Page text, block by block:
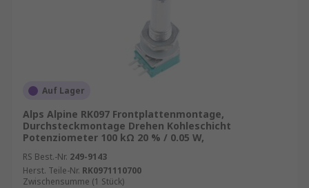
Auf Lager
Alps Alpine RK097 Frontplattenmontage,
Durchsteckmontage Drehen Kohleschicht
Potenziometer 100 kΩ 20 % / 0.05 W,
RS Best.-Nr. 249-9143
Herst. Teile-Nr. RK0971110700
Zwischensumme (1 Stück)